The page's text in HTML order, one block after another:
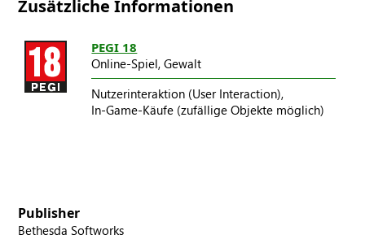
Zusätzliche Informationen
PEGI 18
Online-Spiel, Gewalt
Nutzerinteraktion (User Interaction),
In-Game-Käufe (zufällige Objekte möglich)
Publisher
Bethesda Softworks